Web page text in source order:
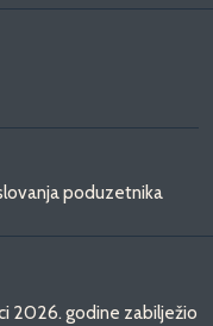
poduzetnika
2026. godine zabilježio